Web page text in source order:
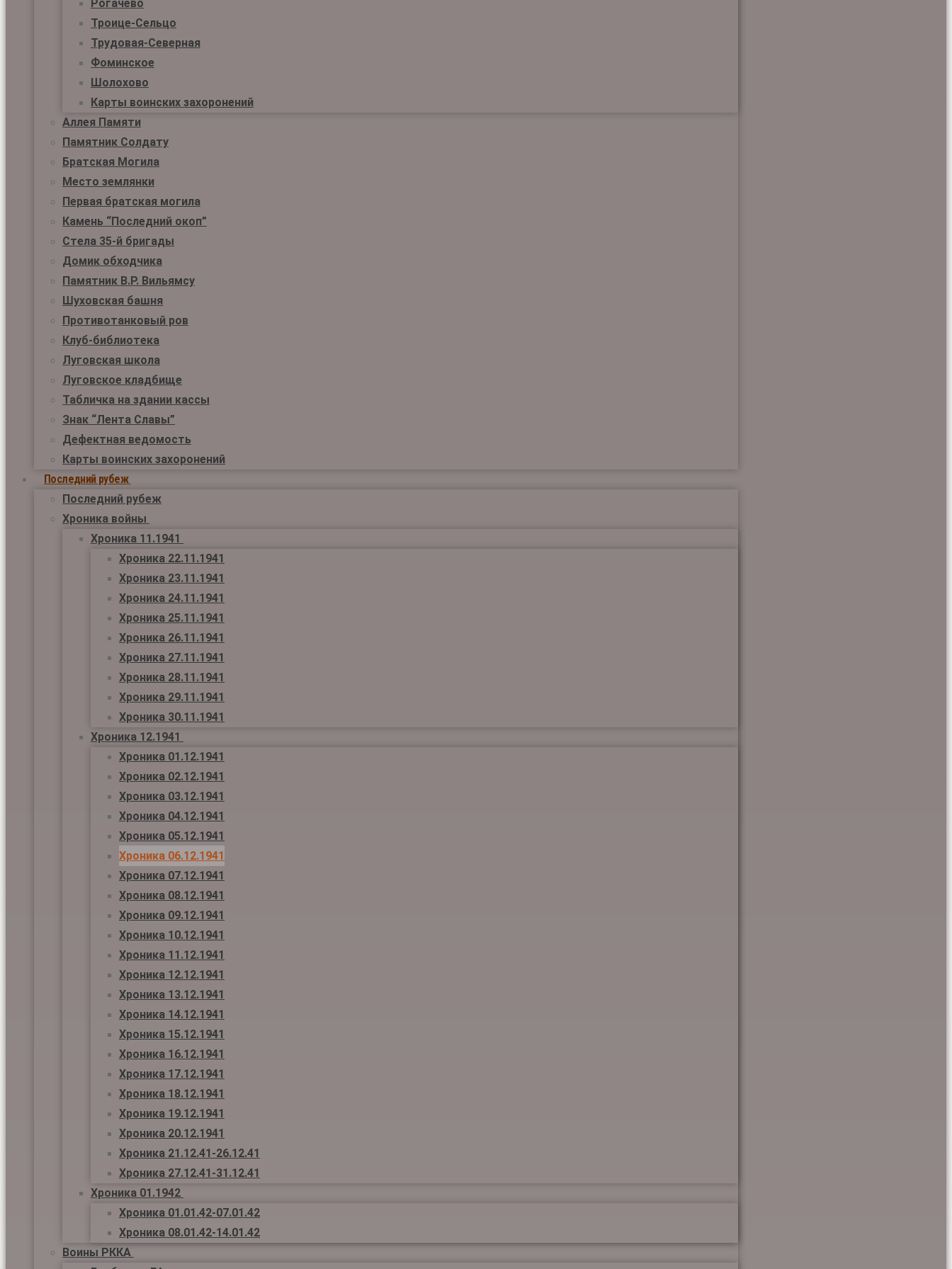
Рогачёво
Троице-Сельцо
Трудовая-Северная
Фоминское
Шолохово
Карты воинских захоронений
Аллея Памяти
Памятник Солдату
Братская Могила
Место землянки
Первая братская могила
Камень “Последний окоп”
Стела 35-й бригады
Домик обходчика
Памятник В.Р. Вильямсу
Шуховская башня
Противотанковый ров
Клуб-библиотека
Луговская школа
Луговское кладбище
Табличка на здании кассы
Знак “Лента Славы”
Дефектная ведомость
Карты воинских захоронений
Последний рубеж
Последний рубеж
Хроника войны
Хроника 11.1941
Хроника 22.11.1941
Хроника 23.11.1941
Хроника 24.11.1941
Хроника 25.11.1941
Хроника 26.11.1941
Хроника 27.11.1941
Хроника 28.11.1941
Хроника 29.11.1941
Хроника 30.11.1941
Хроника 12.1941
Хроника 01.12.1941
Хроника 02.12.1941
Хроника 03.12.1941
Хроника 04.12.1941
Хроника 05.12.1941
Хроника 06.12.1941
Хроника 07.12.1941
Хроника 08.12.1941
Хроника 09.12.1941
Хроника 10.12.1941
Хроника 11.12.1941
Хроника 12.12.1941
Хроника 13.12.1941
Хроника 14.12.1941
Хроника 15.12.1941
Хроника 16.12.1941
Хроника 17.12.1941
Хроника 18.12.1941
Хроника 19.12.1941
Хроника 20.12.1941
Хроника 21.12.41-26.12.41
Хроника 27.12.41-31.12.41
Хроника 01.1942
Хроника 01.01.42-07.01.42
Хроника 08.01.42-14.01.42
Воины РККА